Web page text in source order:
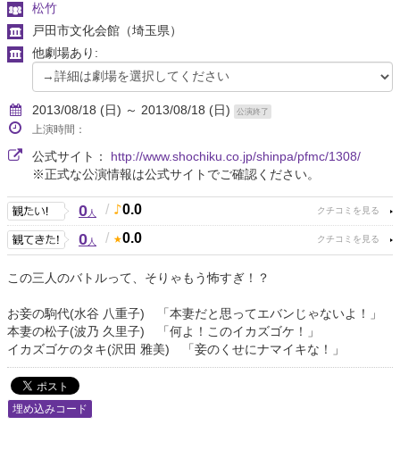
松竹
戸田市文化会館 （埼玉県）
他劇場あり:
2013/08/18 (日) ～ 2013/08/18 (日) 公演終了
上演時間：
公式サイト： http://www.shochiku.co.jp/shinpa/pfmc/1308/
※正式な公演情報は公式サイトでご確認ください。
0人 / 0.0
0人 / 0.0
この三人のバトルって、そりゃもう怖すぎ！？
お妾の駒代(水谷 八重子) 「本妻だと思ってエバンじゃないよ！」
本妻の松子(波乃 久里子) 「何よ！このイカズゴケ！」
イカズゴケのタキ(沢田 雅美) 「妾のくせにナマイキな！」
埋め込みコード